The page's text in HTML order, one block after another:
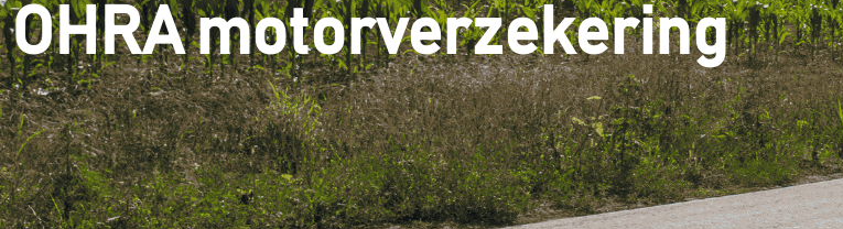
OHRA motorverzekering